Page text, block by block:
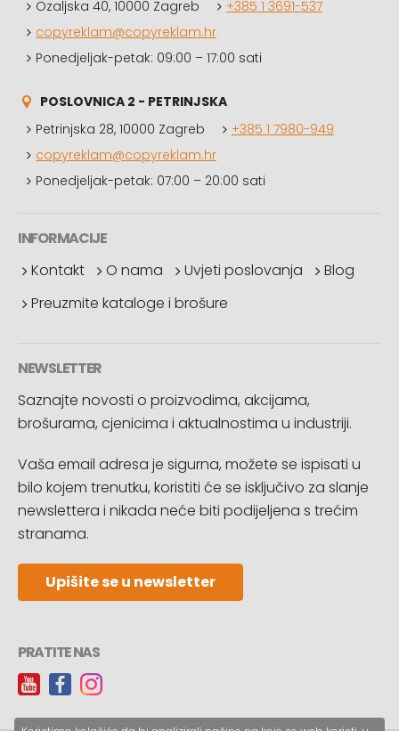
Ozaljska 40, 10000 Zagreb
+385 1 3691-537
copyreklam@copyreklam.hr
Ponedjeljak-petak: 09:00 – 17:00 sati
POSLOVNICA 2 - PETRINJSKA
Petrinjska 28, 10000 Zagreb
+385 1 7980-949
copyreklam@copyreklam.hr
Ponedjeljak-petak: 07:00 – 20:00 sati
INFORMACIJE
Kontakt
O nama Uvjeti poslovanja
Blog
Preuzmite kataloge i brošure
NEWSLETTER
Saznajte novosti o proizvodima, akcijama,
brošurama, cjenicima i aktualnostima u industriji.
Vaša email adresa je sigurna, možete se ispisati u
bilo kojem trenutku, koristiti će se isključivo za slanje
newslettera i nikada neće biti podijeljena s trećim
stranama.
Upišite se u newsletter
PRATITE NAS